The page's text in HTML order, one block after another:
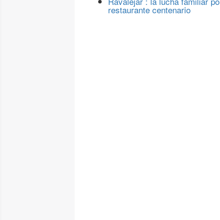
restaurante centenario